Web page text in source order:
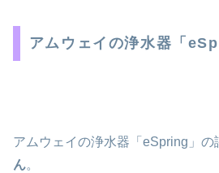
アムウェイの浄水器「
アムウェイの浄水器「eSpring」の
ん。